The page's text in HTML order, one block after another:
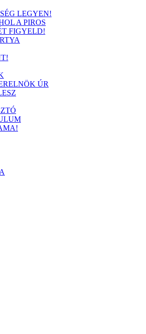
LEGYEN!
A PIROS
FIGYELD!
ÚR